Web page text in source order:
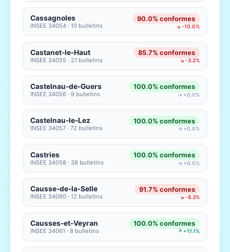
Cassagnoles
INSEE 34054 · 10 bulletins
90.0% conformes
↘ -10.0%
Castanet-le-Haut
INSEE 34055 · 21 bulletins
85.7% conformes
↘ -3.2%
Castelnau-de-Guers
INSEE 34056 · 9 bulletins
100.0% conformes
→ +0.0%
Castelnau-le-Lez
INSEE 34057 · 72 bulletins
100.0% conformes
→ +0.0%
Castries
INSEE 34058 · 38 bulletins
100.0% conformes
→ +0.0%
Causse-de-la-Selle
INSEE 34060 · 12 bulletins
91.7% conformes
↘ -8.3%
Causses-et-Veyran
INSEE 34061 · 8 bulletins
100.0% conformes
↗ +11.1%